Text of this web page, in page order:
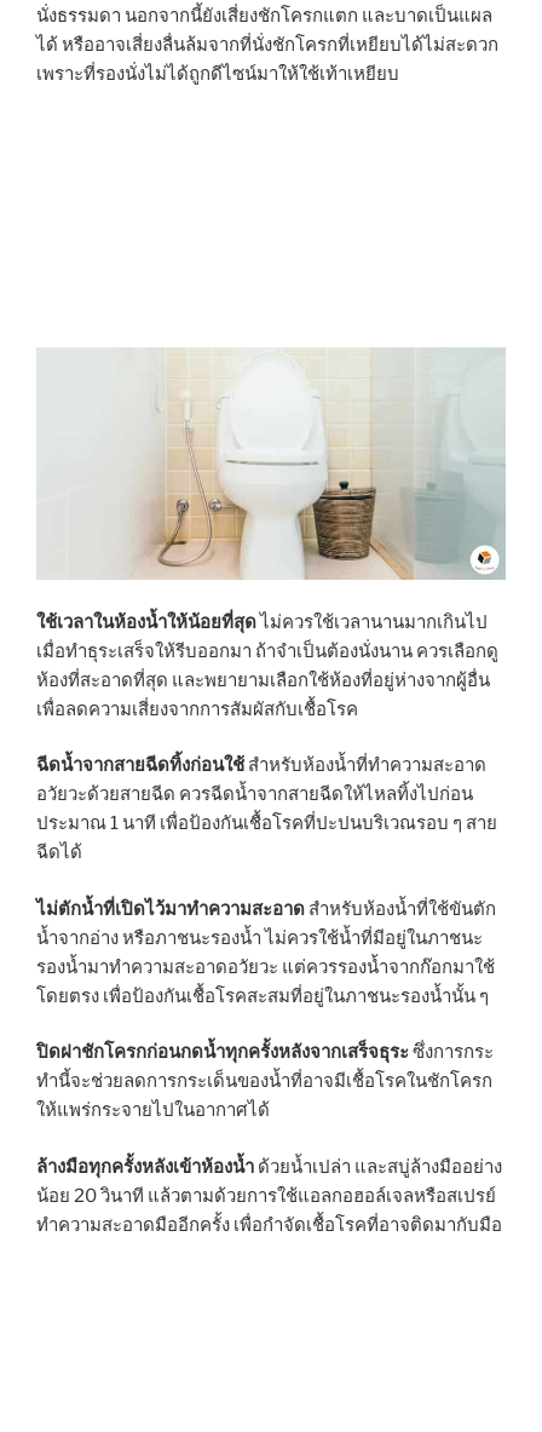
นั่งธรรมดา นอกจากนี้ยังเสี่ยงชักโครกแตก และบาดเป็นแผล
ได้ หรืออาจเสี่ยงลื่นล้มจากที่นั่งชักโครกที่เหยียบได้ไม่สะดวก
เพราะที่รองนั่งไม่ได้ถูกดีไซน์มาให้ใช้เท้าเหยียบ
ใช้เวลาในห้องน้ำให้น้อยที่สุดไม่ควรใช้เวลานานมากเกินไป
เมื่อทำธุระเสร็จให้รีบออกมา ถ้าจำเป็นต้องนั่งนาน ควรเลือกดู
ห้องที่สะอาดที่สุด และพยายามเลือกใช้ห้องที่อยู่ห่างจากผู้อื่น
เพื่อลดความเสี่ยงจากการสัมผัสกับเชื้อโรค
ฉีดน้ำจากสายฉีดทิ้งก่อนใช้สำหรับห้องน้ำที่ทำความสะอาด
อวัยวะด้วยสายฉีด ควรฉีดน้ำจากสายฉีดให้ไหลทิ้งไปก่อน
ประมาณ 1 นาที เพื่อป้องกันเชื้อโรคที่ปะปนบริเวณรอบ ๆ สาย
ฉีดได้
ไม่ตักน้ำที่เปิดไว้มาทำความสะอาด สำหรับห้องน้ำที่ใช้ขันตัก
น้ำจากอ่าง หรือภาชนะรองน้ำ ไม่ควรใช้น้ำที่มีอยู่ในภาชนะ
รองน้ำมาทำความสะอาดอวัยวะ แต่ควรรองน้ำจากก๊อกมาใช้
โดยตรง เพื่อป้องกันเชื้อโรคสะสมที่อยู่ในภาชนะรองน้ำนั้น ๆ
ปิดฝาชักโครกก่อนกดน้ำทุกครั้งหลังจากเสร็จธุระซึ่งการกระ
ทำนี้จะช่วยลดการกระเด็นของน้ำที่อาจมีเชื้อโรคในชักโครก
ให้แพร่กระจายไปในอากาศได้
ล้างมือทุกครั้งหลังเข้าห้องน้ำ ด้วยน้ำเปล่า และสบู่ล้างมืออย่าง
น้อย 20 วินาที แล้วตามด้วยการใช้แอลกอฮอล์เจลหรือสเปรย์
ทำความสะอาดมืออีกครั้ง เพื่อกำจัดเชื้อโรคที่อาจติดมากับมือ